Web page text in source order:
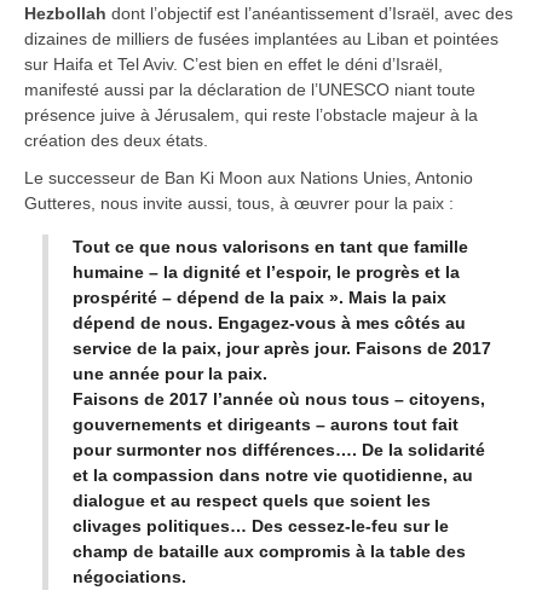
Hezbollah dont l’objectif est l’anéantissement d’Israël, avec des
dizaines de milliers de fusées implantées au Liban et pointées
sur Haifa et Tel Aviv. C’est bien en effet le déni d’Israël,
manifesté aussi par la déclaration de l’UNESCO niant toute
présence juive à Jérusalem, qui reste l’obstacle majeur à la
création des deux états.
Le successeur de Ban Ki Moon aux Nations Unies, Antonio
Gutteres, nous invite aussi, tous, à œuvrer pour la paix :
Tout ce que nous valorisons en tant que famille
humaine – la dignité et l’espoir, le progrès et la
prospérité – dépend de la paix ». Mais la paix
dépend de nous. Engagez-vous à mes côtés au
service de la paix, jour après jour. Faisons de 2017
une année pour la paix.
Faisons de 2017 l’année où nous tous – citoyens,
gouvernements et dirigeants – aurons tout fait
pour surmonter nos différences…. De la solidarité
et la compassion dans notre vie quotidienne, au
dialogue et au respect quels que soient les
clivages politiques… Des cessez-le-feu sur le
champ de bataille aux compromis à la table des
négociations.